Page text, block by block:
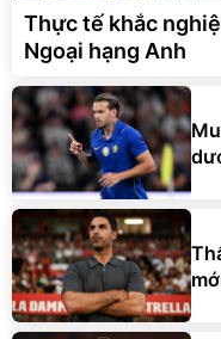
Thực tế khắc
Ngoại hạng Anh